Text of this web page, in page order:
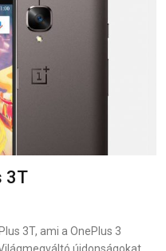
3T
3T, ami a OnePlus 3
újdonságokat